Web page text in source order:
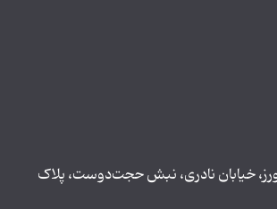
خیابان نادری، نبش حجت‌دوست، پلاک